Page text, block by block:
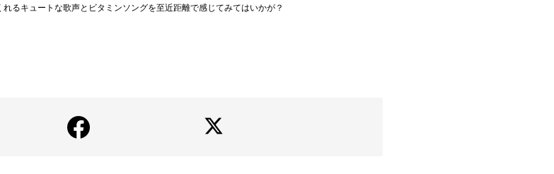
るキュートな歌声とビタミンソングを至近距離で感じてみてはいかが？